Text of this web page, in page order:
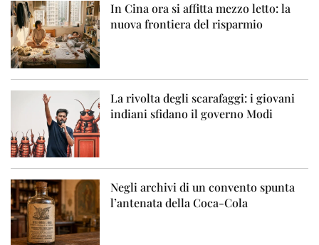
In Cina ora si affitta mezzo letto: la
nuova frontiera del risparmio
La rivolta degli scarafaggi: i giovani
indiani sfidano il governo Modi
Negli archivi di un convento spunta
l’antenata della Coca-Cola